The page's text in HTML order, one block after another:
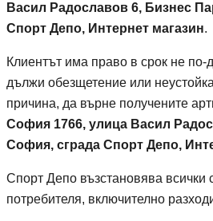
Васил Радославов 6, Бизнес
Спорт Депо, Интернет магазин.
Клиентът има право в срок не по-
дължи обезщетение или
причина, да върне получените
София 1766пощенски код 1766
, улица Васил
София, сграда Спорт Депо,
Спорт Депо възстановява всички
потребителя, включително